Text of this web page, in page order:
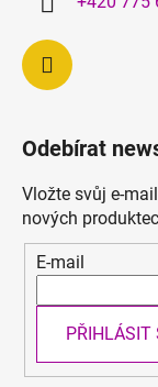
Odebírat
Vložte svůj e-
nových
E-mail
PŘIHLÁSIT